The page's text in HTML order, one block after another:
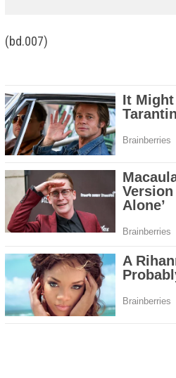
(bd.007)